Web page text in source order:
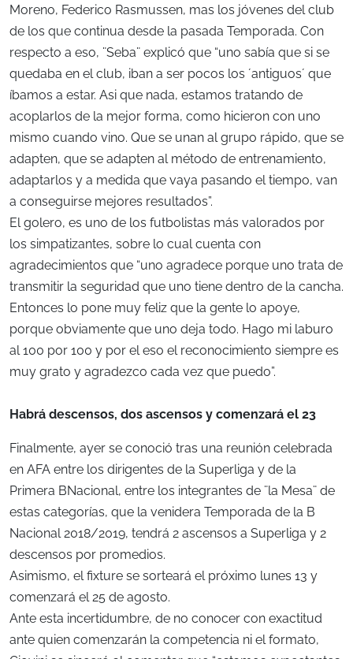
Moreno, Federico Rasmussen, mas los jóvenes del club
de los que continua desde la pasada Temporada. Con
respecto a eso, ¨Seba¨ explicó que “uno sabía que si se
quedaba en el club, iban a ser pocos los ´antiguos´ que
íbamos a estar. Asi que nada, estamos tratando de
acoplarlos de la mejor forma, como hicieron con uno
mismo cuando vino. Que se unan al grupo rápido, que se
adapten, que se adapten al método de entrenamiento,
adaptarlos y a medida que vaya pasando el tiempo, van
a conseguirse mejores resultados”.
El golero, es uno de los futbolistas más valorados por
los simpatizantes, sobre lo cual cuenta con
agradecimientos que “uno agradece porque uno trata de
transmitir la seguridad que uno tiene dentro de la cancha.
Entonces lo pone muy feliz que la gente lo apoye,
porque obviamente que uno deja todo. Hago mi laburo
al 100 por 100 y por el eso el reconocimiento siempre es
muy grato y agradezco cada vez que puedo”.
Habrá descensos, dos ascensos y comenzará el 23
Finalmente, ayer se conoció tras una reunión celebrada
en AFA entre los dirigentes de la Superliga y de la
Primera BNacional, entre los integrantes de ¨la Mesa¨ de
estas categorías, que la venidera Temporada de la B
Nacional 2018/2019, tendrá 2 ascensos a Superliga y 2
descensos por promedios.
Asimismo, el fixture se sorteará el próximo lunes 13 y
comenzará el 25 de agosto.
Ante esta incertidumbre, de no conocer con exactitud
ante quien comenzarán la competencia ni el formato,